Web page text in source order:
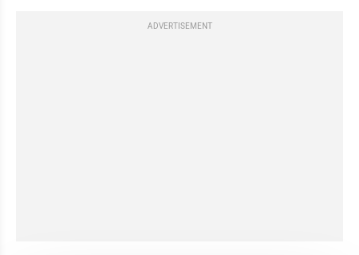
ADVERTISEMENT